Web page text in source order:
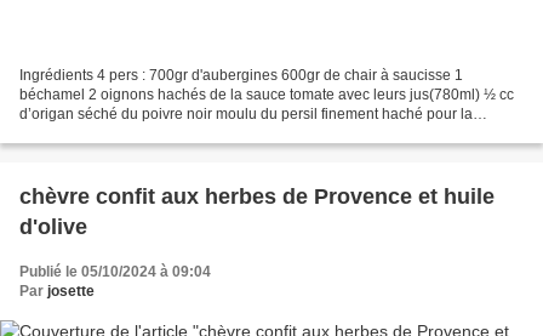
Ingrédients 4 pers : 700gr d'aubergines 600gr de chair à saucisse 1
béchamel 2 oignons hachés de la sauce tomate avec leurs jus(780ml) ½ cc
d’origan séché du poivre noir moulu du persil finement haché pour la
chèvre confit aux herbes de Provence et huile
d'olive
Publié le 05/10/2024 à 09:04
Par josette